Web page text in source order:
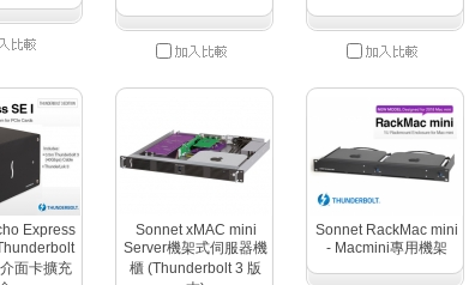
Express
面卡擴充
Sonnet xMAC mini
Server機架式伺服器機
櫃 (Thunderbolt 3 版
Sonnet RackMac mini
- Macmini專用機架